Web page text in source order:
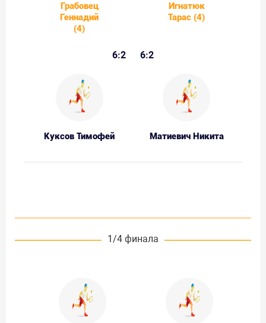
Грабовец
Геннадий
(4)
Игнатюк
Тарас (4)
6:2 6:2
Куксов Тимофей Матиевич Никита
1/4 финала